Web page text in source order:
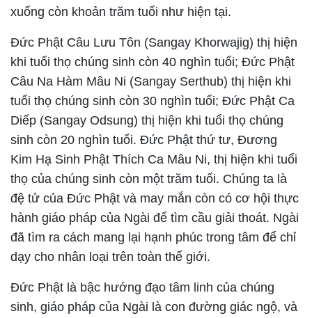
xuống còn khoản trăm tuổi như hiện tại.
Đức Phật Câu Lưu Tôn (Sangay Khorwajig) thị hiện
khi tuổi thọ chúng sinh còn 40 nghìn tuổi; Đức Phật
Câu Na Hàm Mâu Ni (Sangay Serthub) thị hiện khi
tuổi thọ chúng sinh còn 30 nghìn tuổi; Đức Phật Ca
Diếp (Sangay Odsung) thị hiện khi tuổi thọ chúng
sinh còn 20 nghìn tuổi. Đức Phật thứ tư, Đương
Kim Hạ Sinh Phật Thích Ca Mâu Ni, thị hiện khi tuổi
thọ của chúng sinh còn một trăm tuổi. Chúng ta là
đệ tử của Đức Phật và may mắn còn có cơ hội thực
hành giáo pháp của Ngài để tìm cầu giải thoát. Ngài
đã tìm ra cách mang lại hạnh phúc trong tâm để chỉ
dạy cho nhân loại trên toàn thế giới.
Đức Phật là bậc hướng đạo tâm linh của chúng
sinh, giáo pháp của Ngài là con đường giác ngộ, và